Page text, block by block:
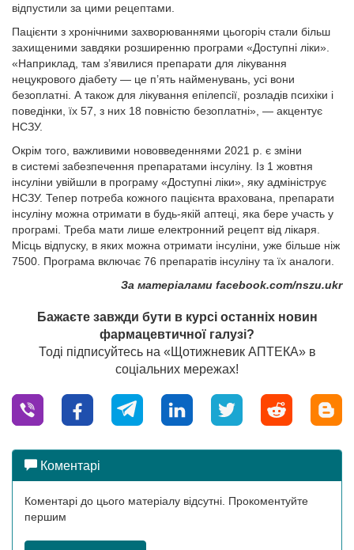
відпустили за цими рецептами.
Пацієнти з хронічними захворюваннями цьогоріч стали більш
захищеними завдяки розширенню програми «Доступні ліки».
«Наприклад, там з’явилися препарати для лікування
нецукрового діабету — це п’ять найменувань, усі вони
безоплатні. А також для лікування епілепсії, розладів психіки і
поведінки, їх 57, з них 18 повністю безоплатні», — акцентує
НСЗУ.
Окрім того, важливими нововведеннями 2021 р. є зміни
в системі забезпечення препаратами інсуліну. Із 1 жовтня
інсуліни увійшли в програму «Доступні ліки», яку адмініструє
НСЗУ. Тепер потреба кожного пацієнта врахована, препарати
інсуліну можна отримати в будь-якій аптеці, яка бере участь у
програмі. Треба мати лише електронний рецепт від лікаря.
Місць відпуску, в яких можна отримати інсуліни, уже більше ніж
7500. Програма включає 76 препаратів інсуліну та їх аналоги.
За матеріалами facebook.com/nszu.ukr
Бажаєте завжди бути в курсі останніх новин
фармацевтичної галузі?
Тоді підписуйтесь на «Щотижневик АПТЕКА» в
соціальних мережах!
Коментарі
Коментарі до цього матеріалу відсутні. Прокоментуйте
першим